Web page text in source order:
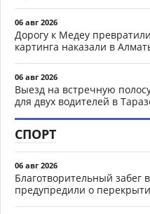
06 авг 2026
Дорогу к Медеу
картинга наказали в
06 авг 2026
Выезд на встречную
для двух водителей в
СПОРТ
06 авг 2026
Благотворительный забег
предупредили о